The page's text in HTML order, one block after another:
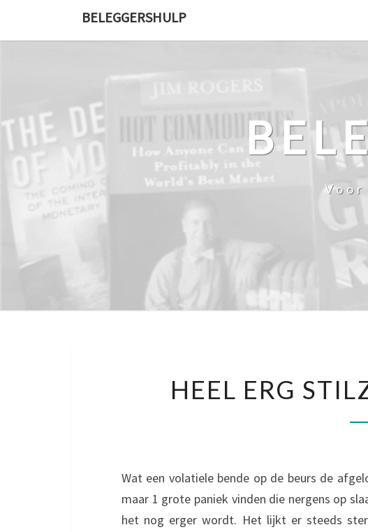
BELEGGERSHULP
Voor
HEEL ERG
Wat een volatiele bende op de beurs de
maar 1 grote paniek vinden die nergens op
het nog erger wordt. Het lijkt er steeds